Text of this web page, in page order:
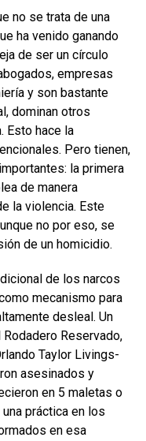
no se trata de una
ha venido ganando
de ser un círculo
empresas
y son bastante
dominan otros
Esto hace la
Pero tienen,
la primera
de manera
la violencia. Este
no por eso, se
de un homicidio.
de los narcos
mecanismo para
desleal. Un
Reservado,
Taylor Livings-
asesinados y
en 5 maletas o
práctica en los
en esa